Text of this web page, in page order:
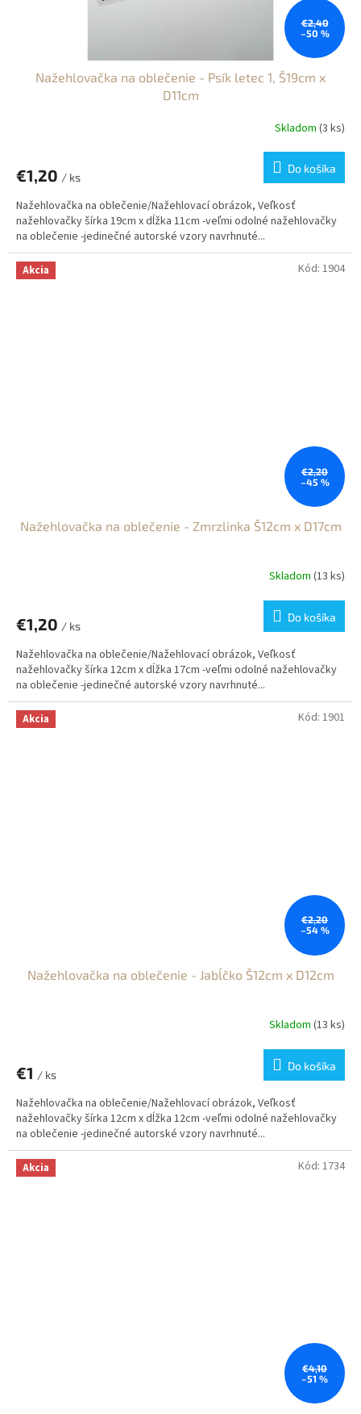
€2,40
–50 %
Nažehlovačka na oblečenie - Psík letec 1, Š19cm x
D11cm
Skladom (3 ks)
€1,20 / ks
Do košíka
Nažehlovačka na oblečenie/Nažehlovací obrázok, Veľkosť
nažehlovačky šírka 19cm x dĺžka 11cm -veľmi odolné nažehlovačky
na oblečenie -jedinečné autorské vzory navrhnuté...
Akcia
€2,20
–45 %
Nažehlovačka na oblečenie - Zmrzlinka Š12cm x D17cm
Skladom (13 ks)
€1,20 / ks
Do košíka
Nažehlovačka na oblečenie/Nažehlovací obrázok, Veľkosť
nažehlovačky šírka 12cm x dĺžka 17cm -veľmi odolné nažehlovačky
na oblečenie -jedinečné autorské vzory navrhnuté...
Kód: 1904
Akcia
€2,20
–54 %
Nažehlovačka na oblečenie - Jabĺčko Š12cm x D12cm
Skladom (13 ks)
€1 / ks
Do košíka
Nažehlovačka na oblečenie/Nažehlovací obrázok, Veľkosť
nažehlovačky šírka 12cm x dĺžka 12cm -veľmi odolné nažehlovačky
na oblečenie -jedinečné autorské vzory navrhnuté...
Kód: 1901
Akcia
€4,10
–51 %
Kód: 1734